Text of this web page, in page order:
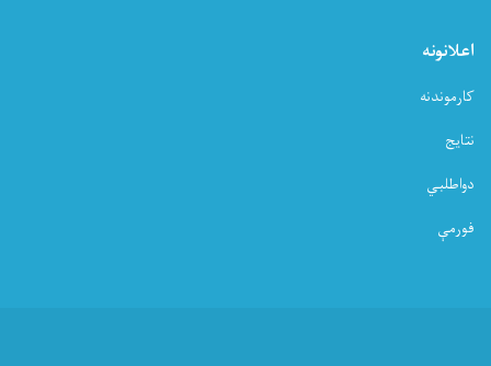
اعلانونه
کارموندنه
نتایج
دواطلبي
فورمې